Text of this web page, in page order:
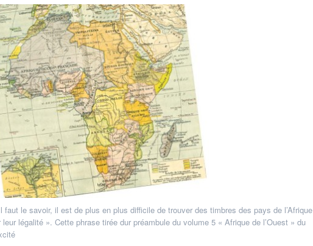
le savoir, il est de plus en plus difficile de trouver des timbres des pays de l’Afrique
légalité ». Cette phrase tirée dur préambule du volume 5 « Afrique de l’Ouest » du